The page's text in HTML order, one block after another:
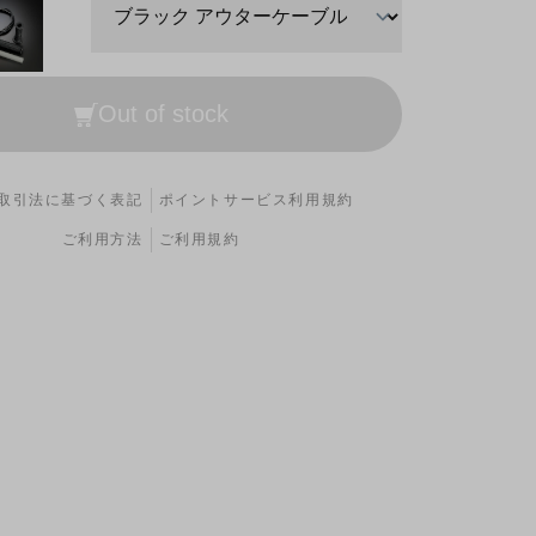
Out of stock
引法に基づく表記 ポイントサービス利用規約
ご利用方法 ご利用規約